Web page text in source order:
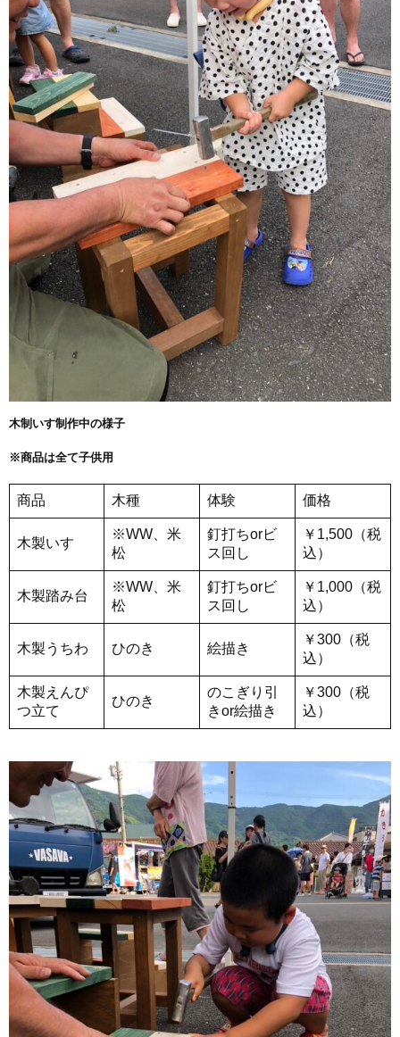
木制いす制作中の様子
※商品は全て子供用
商品 木種 体験 価格
木製いす
※WW、米
松
釘打ちorビ
ス回し
￥1,500（税
込）
木製踏み台
※WW、米
松
釘打ちorビ
ス回し
￥1,000（税
込）
木製うちわ ひのき 絵描き
￥300（税
込）
木製えんぴ
つ立て
ひのき
のこぎり引
きor絵描き
￥300（税
込）